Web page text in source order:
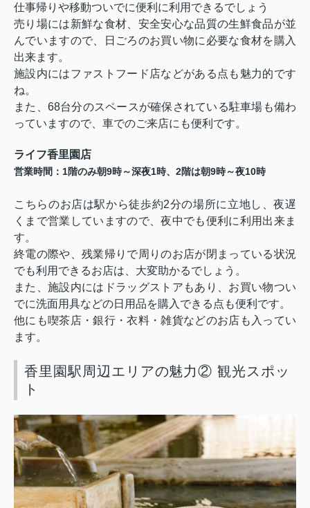
仕事帰りや移動ついでに便利に利用できるでしょう
売り場には新鮮な食材、安全安心な品質の生鮮食品が並
んでいますので、日ごろのお買い物に必要な食材を購入
出来ます。
施設内にはファストフード店などがある点も魅力的です
ね。
また、 68台分のスペースが確保されている駐車場も備わ
っていますので、車でのご来店にも便利です。
ライフ香里園店
営業時間： 1階のみ朝9時～深夜1時、 2階は朝9時～夜10時
こちらのお店は駅から徒歩約2分の場所に立地し、夜遅
くまで営業していますので、夜中でも便利に利用出来ま
す。
終電の際や、残業帰りで周りのお店が閉まっている状況
でも利用できるお店は、大変助かるでしょう。
また、施設内にはドラッグストアもあり、お買い物つい
でに洗面用具などの日用品を購入できる点も便利です。
他にも喫茶店・銀行・衣料・雑貨などのお店も入ってい
ます。
香里園駅周辺エリアの魅力② 観光スポッ
ト